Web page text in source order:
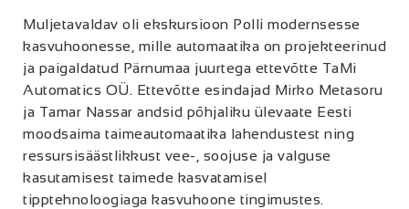
Muljetavaldav oli ekskursioon Polli modernsesse
kasvuhoonesse, mille automaatika on projekteerinud
ja paigaldatud Pärnumaa juurtega ettevõtte TaMi
Automatics OÜ. Ettevõtte esindajad Mirko Metasoru
ja Tamar Nassar andsid põhjaliku ülevaate Eesti
moodsaima taimeautomaatika lahendustest ning
ressursisäästlikkust vee-, soojuse ja valguse
kasutamisest taimede kasvatamisel
tipptehnoloogiaga kasvuhoone tingimustes.